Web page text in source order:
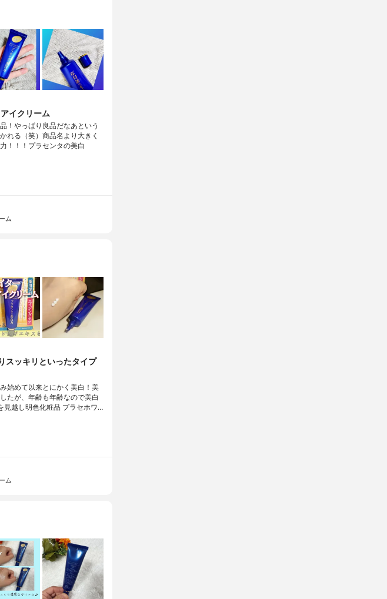
イクリーム
！やっぱり良品だなあという
れる（笑）商品名より大きく
！！！プラセンタの美白
ム
スッキリといったタイプ
始めて以来とにかく美白！美
たが、年齢も年齢なので美白
見越し明色化粧品 プラセホワ…
ム